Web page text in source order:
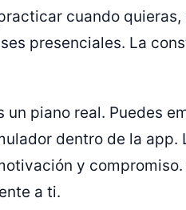
cuando quieras,
presenciales. La
piano real. Puedes
dentro de la app.
y compromiso.
a ti.